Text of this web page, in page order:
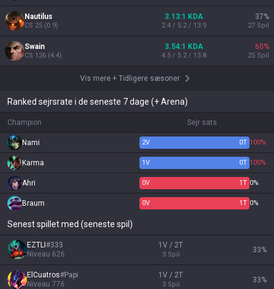
Nautilus
CS 25 (0.9)
3.13:1 KDA
2.4 / 5.2 / 13.9
37%
27 Spil
Swain
CS 126 (4.4)
3.54:1 KDA
4.5 / 5.2 / 13.8
60%
25 Spil
Vis mere+ Tidligere sæsoner
Ranked sejrsrate i de seneste 7 dage (+ Arena)
Champion Sejr sats
Nami 2V 0T 100%
Karma 1V 0T 100%
Ahri 0V 1T 0%
Braum 0V 1T 0%
Senest spillet med (seneste spil)
EZTLI #333
Niveau 626
1V / 2T
3 Spil
33%
ElCuatros#Papi
Niveau 776
1V / 2T
3 Spil
33%